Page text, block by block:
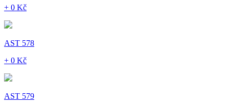
+ 0 Kč
AST 578
+ 0 Kč
AST 579